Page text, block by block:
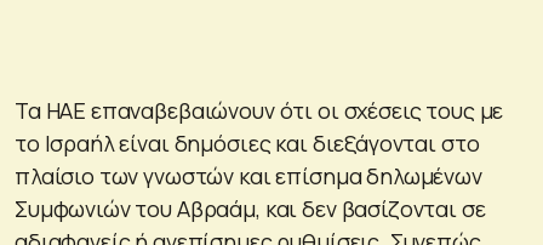
Τα ΗΑΕ επαναβεβαιώνουν ότι οι σχέσεις τους με
το Ισραήλ είναι δημόσιες και διεξάγονται στο
πλαίσιο των γνωστών και επίσημα δηλωμένων
Συμφωνιών του Αβραάμ, και δεν βασίζονται σε